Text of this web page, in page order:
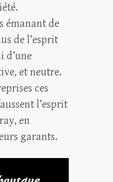
émanant de
de l’esprit
d’une
et neutre.
ces
l’esprit
en
garants.